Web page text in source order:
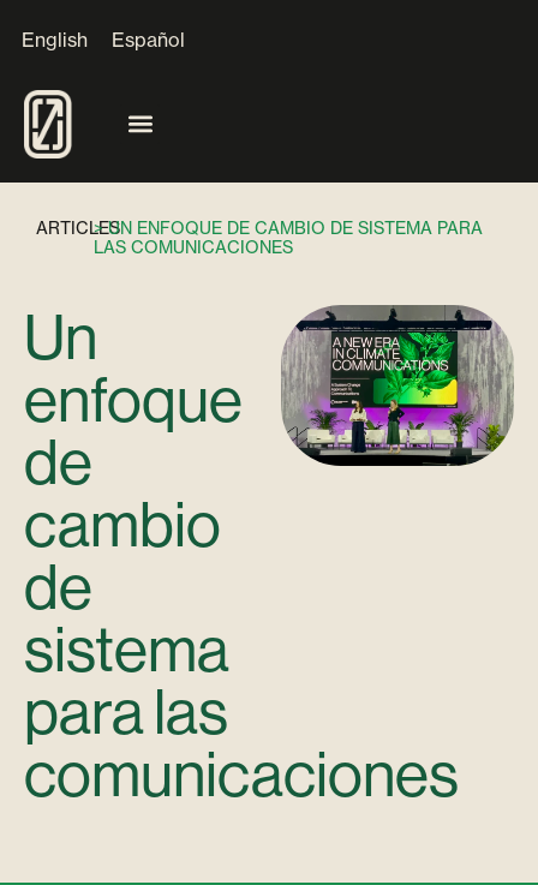
English Español
ARTICLES> UN ENFOQUE DE CAMBIO DE SISTEMA PARA
LAS COMUNICACIONES
Un
enfoque
de
cambio
de
sistema
para las
comunicaciones